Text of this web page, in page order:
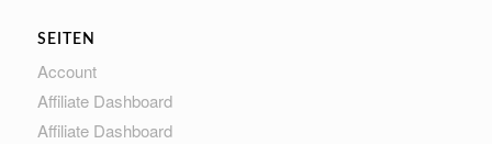
SEITEN
Account
Affiliate Dashboard
Affiliate Dashboard